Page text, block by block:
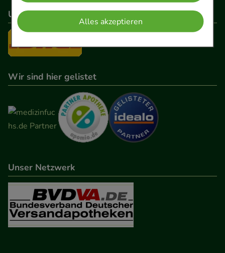
verzichtet werden kann.
Komfort:Diese Cookies werden genutzt um das
Einkaufserlebnis noch ansprechender zu gestalten,
Besuchers oder unsere Seite an bevorzugte
Verhaltensweisen (z.B. Spracheinstellung)
anzupassen. Komfort-Cookies ermöglichen es uns
auch auf Ihre Bedürfnisse zugeschrittene Inhalte
anzuzeigen und unser Partnerprogramm zu
Statistik & Tracking:
Informationen über die Art und Weise der Nutzung
unserer Website sammeln, mit deren Hilfe wir
unsere Website weiter für Sie optimieren können,
den Inhalt auf unserer Website aber auch die
Alles akzeptieren
Unser Versanddienstleister
Wir sind hier gelistet
Unser Netzwerk